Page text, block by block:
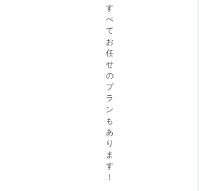
す
べ
て
お
任
せ
の
プ
ラ
ン
も
あ
り
ま
す
！